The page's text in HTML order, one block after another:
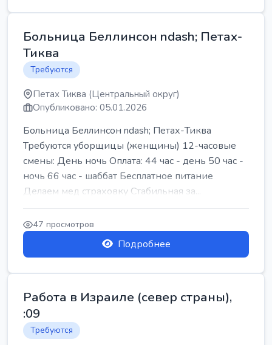
Больница Беллинсон ndash; Петах-
Тиква
Требуются
Петах Тиква (Центральный округ)
Опубликовано: 05.01.2026
Больница Беллинсон ndash; Петах-Тиква
Требуются уборщицы (женщины) 12-часовые
смены: День ночь Оплата: 44 час - день 50 час -
ночь 66 час - шаббат Бесплатное питание
Делаем мед страховку Стабильная за...
47 просмотров
Подробнее
Работа в Израиле (север страны),
:09
Требуются